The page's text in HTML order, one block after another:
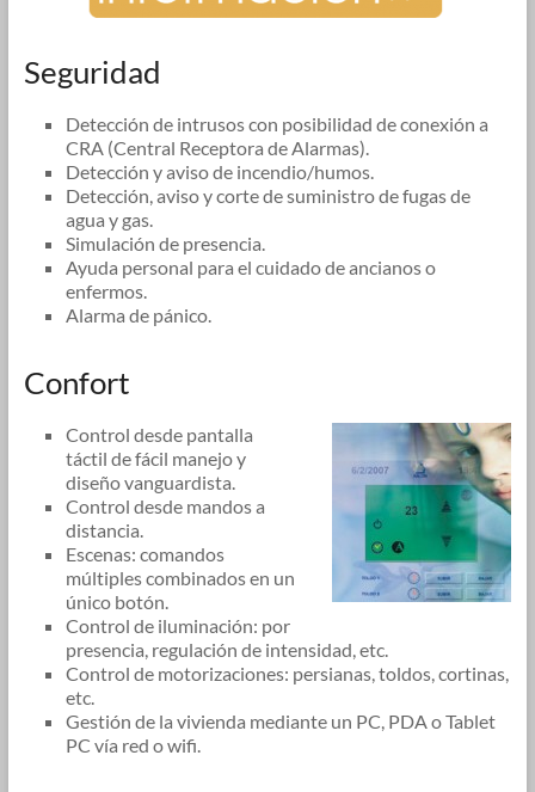
Seguridad
Detección de intrusos con posibilidad de conexión a
CRA (Central Receptora de Alarmas).
Detección y aviso de incendio/humos.
Detección, aviso y corte de suministro de fugas de
agua y gas.
Simulación de presencia.
Ayuda personal para el cuidado de ancianos o
enfermos.
Alarma de pánico.
Confort
Control desde pantalla
táctil de fácil manejo y
diseño vanguardista.
Control desde mandos a
distancia.
Escenas: comandos
múltiples combinados en un
único botón.
Control de iluminación: por
presencia, regulación de intensidad, etc.
Control de motorizaciones: persianas, toldos, cortinas,
etc.
Gestión de la vivienda mediante un PC, PDA o Tablet
PC vía red o wifi.